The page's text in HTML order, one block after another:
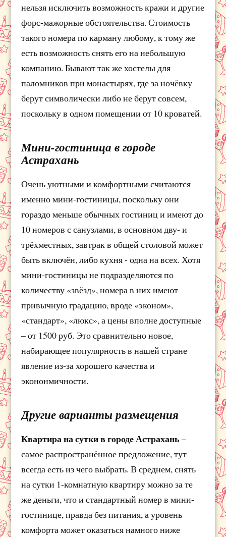
нельзя исключить возможность кражи и другие
форс-мажорные обстоятельства. Стоимость
такого номера по карману любому, к тому же
есть возможность снять его на небольшую
компанию. Бывают так же хостелы для
паломников при монастырях, где за ночёвку
берут символически либо не берут совсем,
поскольку в одном помещении от 10 кроватей.
Мини-гостиница в городе
Астрахань
Очень уютными и комфортными считаются
именно мини-гостиницы, поскольку они
гораздо меньше обычных гостиниц и имеют до
10 номеров с санузлами, в основном дву- и
трёхместных, завтрак в общей столовой может
быть включён, либо кухня - одна на всех. Хотя
мини-гостиницы не подразделяются по
количеству «звёзд», номера в них имеют
привычную градацию, вроде «эконом»,
«стандарт», «люкс», а цены вполне доступные
– от 1500 руб. Это сравнительно новое,
набирающее популярность в нашей стране
явление из-за хорошего качества и
экононмичности.
Другие варианты размещения
Квартира на сутки в городе Астрахань –
самое распространённое предложение, тут
всегда есть из чего выбрать. В среднем, снять
на сутки 1-комнатную квартиру можно за те
же деньги, что и стандартный номер в мини-
гостинице, правда без питания, а уровень
комфорта может оказаться намного ниже